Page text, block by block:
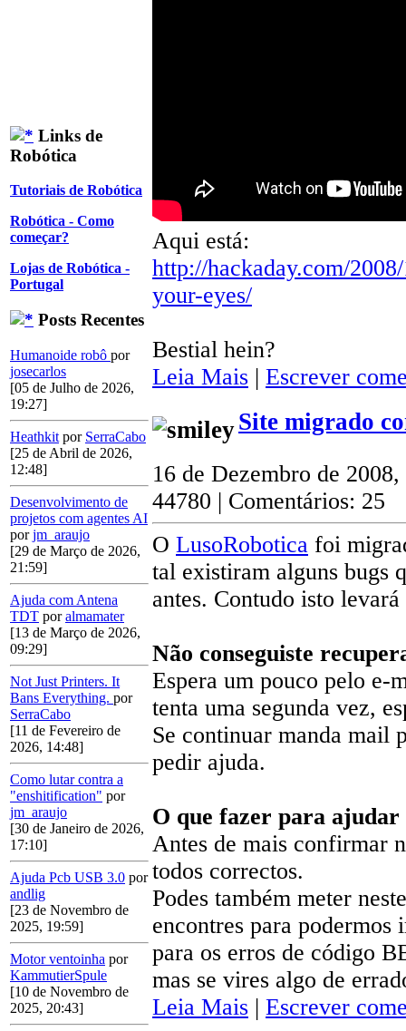
Links de
Robótica
Tutoriais de Robótica
Robótica - Como
começar?
Lojas de Robótica -
Portugal
Posts Recentes
Humanoide robô por
josecarlos
[05 de Julho de 2026,
19:27]
Heathkit por SerraCabo
[25 de Abril de 2026,
12:48]
Desenvolvimento de
projetos com agentes AI
porjm_araujo
[29 de Março de 2026,
21:59]
Ajuda com Antena
TDT poralmamater
[13 de Março de 2026,
09:29]
Not Just Printers. It
Bans Everything. por
SerraCabo
[11 de Fevereiro de
2026, 14:48]
Como lutar contra a
"enshitification" por
jm_araujo
[30 de Janeiro de 2026,
17:10]
Ajuda Pcb USB 3.0 por
andlig
[23 de Novembro de
2025, 19:59]
Motor ventoinha por
KammutierSpule
[10 de Novembro de
2025, 20:43]
Aqui está:
http://hackaday.com/
your-eyes/
Bestial hein?
Leia Mais | Escrever
Site migrado
16 de Dezembro de
44780 | Comentários: 25
O LusoRobotica foi
tal existiram alguns bugs
antes. Contudo isto
Não conseguiste
Espera um pouco pelo e-
tenta uma segunda vez,
Se continuar manda mail
pedir ajuda.
O que fazer para ajudar
Antes de mais confirmar
todos correctos.
Podes também meter
encontres para
para os erros de código
mas se vires algo de
Leia Mais | Escrever